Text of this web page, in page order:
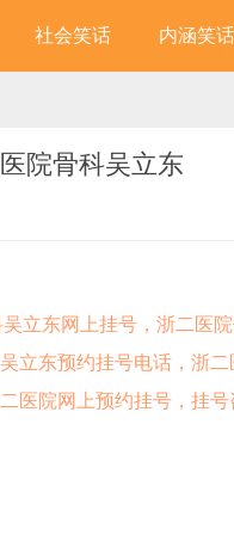
社会笑话 内涵笑话
院骨科吴立东
立东网上挂号，浙二医
立东预约挂号电话，浙
医院网上预约挂号，挂号